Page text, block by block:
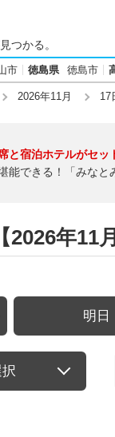
つかる。
市 徳島県 徳島市
2026年11月 17
と宿泊ホテルがセッ
能できる！「みなと
年11
明日